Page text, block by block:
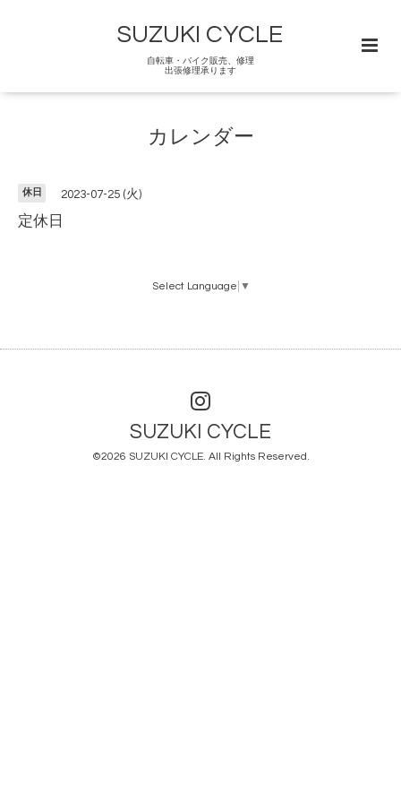
SUZUKI CYCLE
自転車・バイク販売、修理
出張修理承ります
カレンダー
休日 2023-07-25 (火)
定休日
Select Language ▼
SUZUKI CYCLE
©2026 SUZUKI CYCLE. All Rights Reserved.